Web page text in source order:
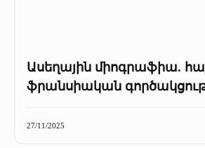
Ասեղային միոգրաֆիա.
ֆրանսիական
27/11/2025